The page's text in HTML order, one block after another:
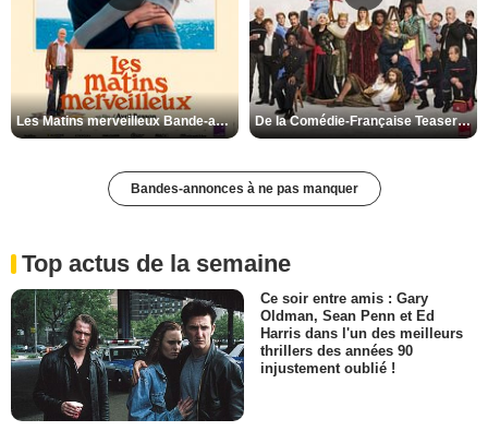
Les Matins merveilleux Bande-annonce VF De la Comédie-Française Teaser VF
Bandes-annonces à ne pas manquer
Top actus de la semaine
Ce soir entre amis : Gary
Oldman, Sean Penn et Ed
Harris dans l'un des meilleurs
thrillers des années 90
injustement oublié !